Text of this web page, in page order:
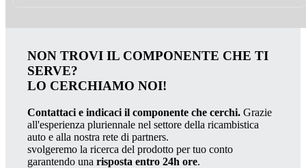
NON TROVI IL COMPONENTE CHE TI
SERVE?
LO CERCHIAMO NOI!
Contattaci e indicaci il componente che cerchi. Grazie
all'esperienza pluriennale nel settore della ricambistica
auto e alla nostra rete di partners.
svolgeremo la ricerca del prodotto per tuo conto
garantendo una risposta entro 24h ore.